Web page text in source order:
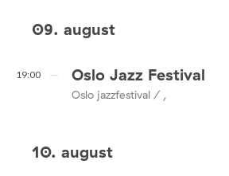
09. august
19:00 Oslo Jazz Festival
Oslo jazzfestival / ,
10. august